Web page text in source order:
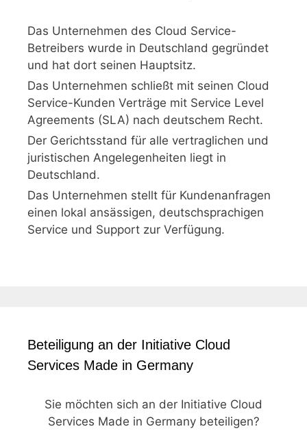
Das Unternehmen des Cloud Service-
Betreibers wurde in Deutschland gegründet
und hat dort seinen Hauptsitz.
Das Unternehmen schließt mit seinen Cloud
Service-Kunden Verträge mit Service Level
Agreements (SLA) nach deutschem Recht.
Der Gerichtsstand für alle vertraglichen und
juristischen Angelegenheiten liegt in
Deutschland.
Das Unternehmen stellt für Kundenanfragen
einen lokal ansässigen, deutschsprachigen
Service und Support zur Verfügung.
Beteiligung an der Initiative Cloud
Services Made in Germany
Sie möchten sich an der Initiative Cloud
Services Made in Germany beteiligen?